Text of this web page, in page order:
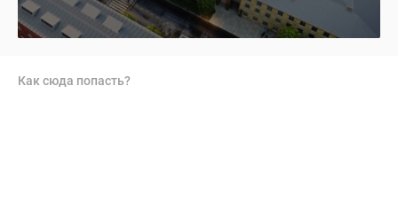
Как сюда попасть?